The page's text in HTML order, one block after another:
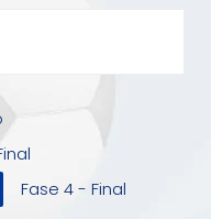
Fase 4 - Final